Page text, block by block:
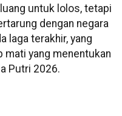
untuk lolos, tetapi
dengan negara
laga terakhir, yang
yang menentukan
Putri 2026.